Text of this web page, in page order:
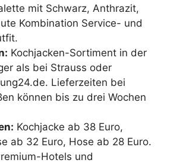
mit Schwarz, Anthrazit,
Kombination Service- und
Kochjacken-Sortiment in der
als bei Strauss oder
Lieferzeiten bei
können bis zu drei Wochen
Kochjacke ab 38 Euro,
ab 32 Euro, Hose ab 28 Euro.
Hotels und